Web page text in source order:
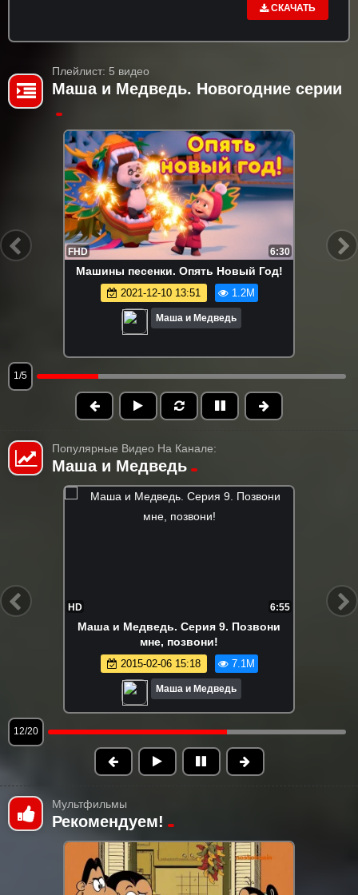
СКАЧАТЬ
Плейлист: 5 видео
Маша и Медведь. Новогодние серии
FHD 6:30
Машины песенки. Опять Новый Год!
2021-12-10 13:51 1.2M
Маша и Медведь
1/5
Популярные Видео На Канале:
Маша и Медведь
HD 6:51
Маша и Медведь. Серия 11. Первый раз
в первый класс
2015-02-06 15:18 6.9M
Маша и Медведь
13/20
Мультфильмы
Рекомендуем!